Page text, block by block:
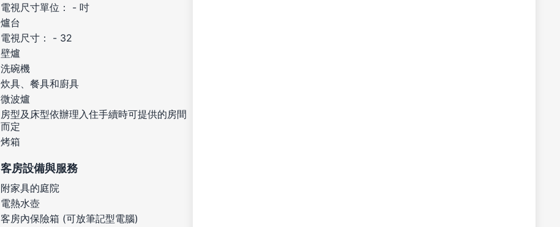
電視尺寸單位： - 吋
爐台
電視尺寸： - 32
壁爐
洗碗機
炊具、餐具和廚具
微波爐
房型及床型依辦理入住手續時可提供的房間
而定
烤箱
客房設備與服務
附家具的庭院
電熱水壺
客房內保險箱 (可放筆記型電腦)